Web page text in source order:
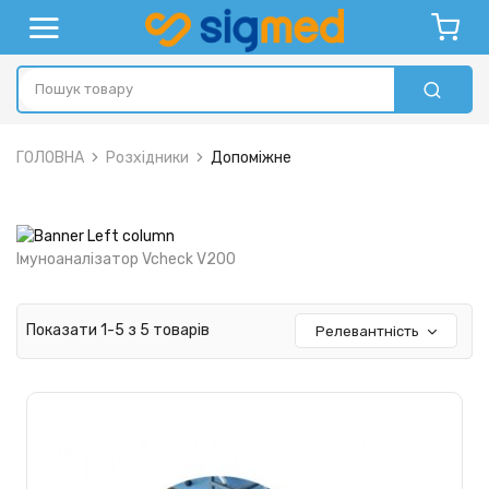
ГОЛОВНА Розхідники Допоміжне
Імуноаналізатор Vcheck V200
Показати 1-5 з 5 товарів Релевантність